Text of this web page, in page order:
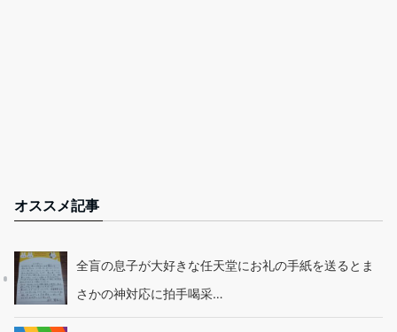
オススメ記事
全盲の息子が大好きな任天堂にお礼の手紙を送るとま
さかの神対応に拍手喝采…